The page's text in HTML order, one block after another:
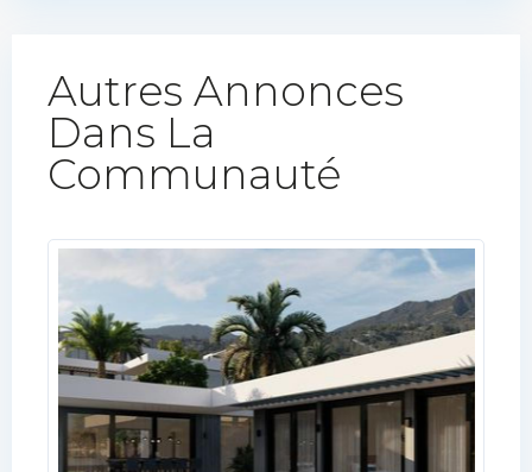
Autres Annonces
Dans La
Communauté​